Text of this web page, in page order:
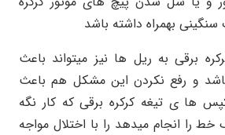
سنگینی بهمراه داشته باشد
برقی به ریل ها نیز میتواند باعث
باشد و رفع نکردن این مشکل هم باعث
ها ی تیغه کرکره برقی که کار نگه
را انجام میدهد را با اختلال مواجه